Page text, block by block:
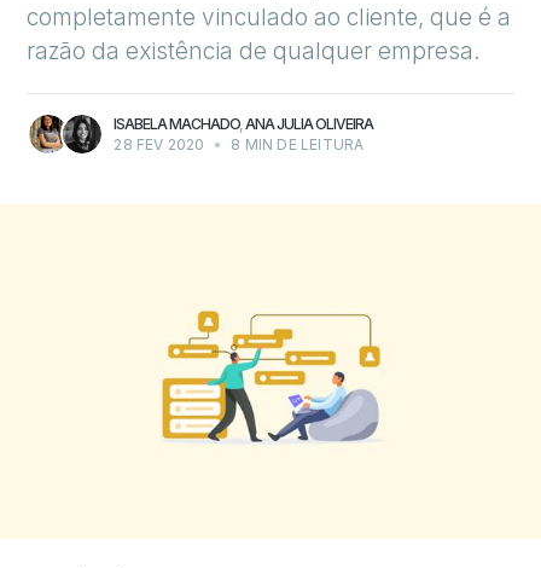
completamente vinculado ao cliente, que é a
razão da existência de qualquer empresa.
ISABELA MACHADO,ANA JULIA OLIVEIRA
28 FEV 2020
• 8 MIN DE LEITURA